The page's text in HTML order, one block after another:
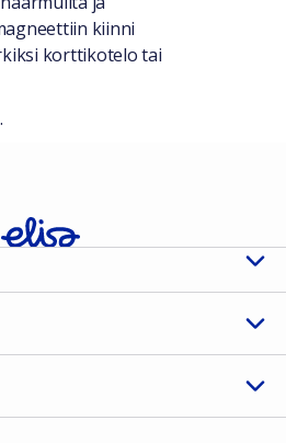
kiinni
korttikotelo tai